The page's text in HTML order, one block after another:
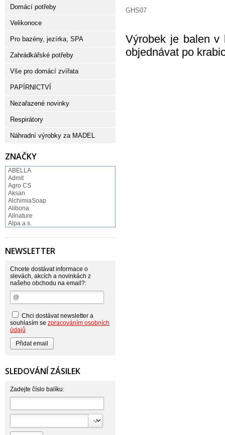
GHS07
Výrobek je balen
objednávat po
Domácí potřeby
Velikonoce
Pro bazény, jezírka, SPA
Zahrádkářské potřeby
Vše pro domácí zvířata
PAPÍRNICTVÍ
Nezařazené novinky
Respirátory
Náhradní výrobky za MADEL
ZNAČKY
ABELLA
Admit
Agro CS
Aksan
AlchimiaSoap
Alibona
Allnature
Alpa a.s.
Alufix
Astonish
Atlantic
AutoMax Group
Axcentive
BaL
Bateria
Beauty Lille
Beiersdorf - Nivea
Bella
Benkor
BERGEN S. R. L.
Bettina Barty
Bio-repel
Bioclean
Biolit
BIOM s.r.o.
Bioprospect
Bispol
NEWSLETTER
Chcete dostávat informace o
slevách, akcích a novinkách z
našeho obchodu na email?:
Chci dostávat newsletter a
souhlasím se zpracováním osobních
údajů
SLEDOVÁNÍ ZÁSILEK
Zadejte číslo balíku: